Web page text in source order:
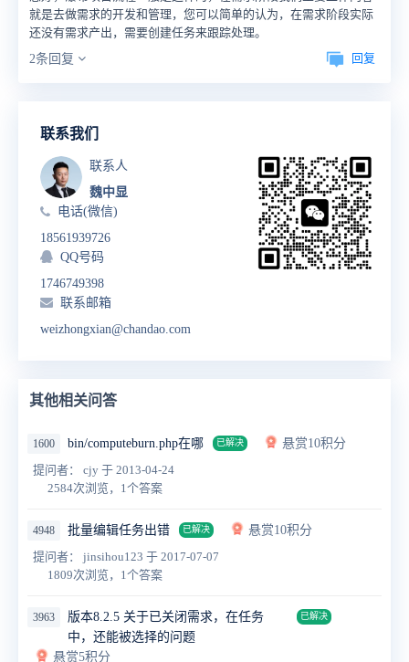
就是去做需求的开发和管理，您可以简单的认为，在需求阶段实际
还没有需求产出，需要创建任务来跟踪处理。
2条回复
回复
联系我们
联系人
魏中显
电话(微信)
18561939726
QQ号码
1746749398
联系邮箱
weizhongxian@chandao.com
其他相关问答
1600 bin/computeburn.php在哪 已解决
悬赏10积分
提问者： cjy 于 2013-04-24
2584次浏览，1个答案
4948 批量编辑任务出错 已解决
悬赏10积分
提问者： jinsihou123 于 2017-07-07
1809次浏览，1个答案
3963
版本8.2.5 关于已关闭需求，在任务
中，还能被选择的问题
已解决
悬赏5积分